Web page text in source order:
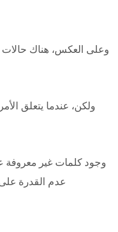
وعلى العكس، هناك حالات
ولكن، عندما يتعلق
وجود كلمات غير معروفة
عدم القدرة